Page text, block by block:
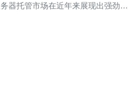
器托管市场在近年来展现出强劲的
地了解这一领域，并为您的业务选